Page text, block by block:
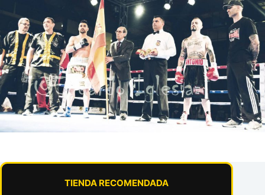
TIENDA RECOMENDADA